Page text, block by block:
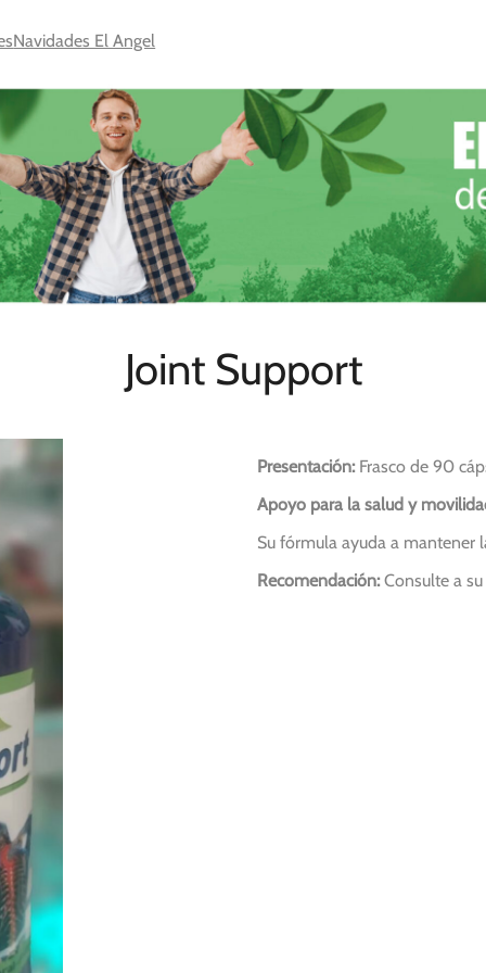
Navidades El Angel
Joint Support
Presentación:Frasco de 90
Apoyo para la salud y
Su fórmula ayuda a mantener
Recomendación:Consulte a